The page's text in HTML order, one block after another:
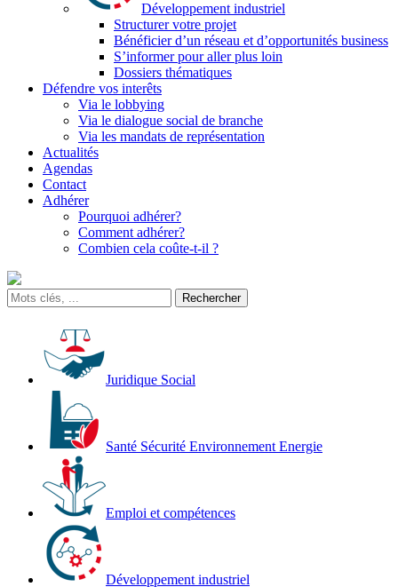
Développement industriel
Structurer votre projet
Bénéficier d’un réseau et d’opportunités business
S’informer pour aller plus loin
Dossiers thématiques
Défendre vos interêts
Via le lobbying
Via le dialogue social de branche
Via les mandats de représentation
Actualités
Agendas
Contact
Adhérer
Pourquoi adhérer?
Comment adhérer?
Combien cela coûte-t-il ?
Juridique Social
Santé Sécurité Environnement Energie
Emploi et compétences
Développement industriel